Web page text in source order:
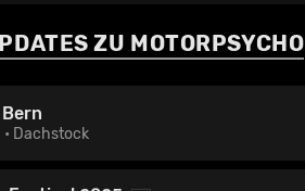
ZU MOTORPSYCHO
Dachstock